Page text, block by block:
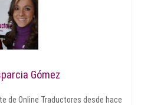
Gómez
de Online Traductores desde hace